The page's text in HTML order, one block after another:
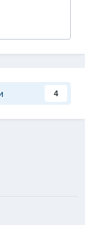
4